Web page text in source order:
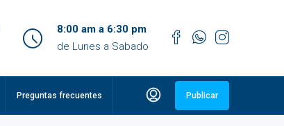
8:00 am a 6:30 pm
de Lunes a Sabado
Preguntas frecuentes Publicar